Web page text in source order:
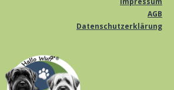
AGB
Datenschutzerklärung